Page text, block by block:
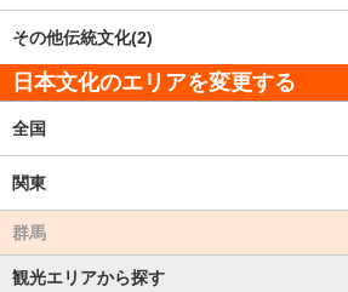
その他伝統文化(2)
日本文化のエリアを変更する
全国
関東
群馬
観光エリアから探す